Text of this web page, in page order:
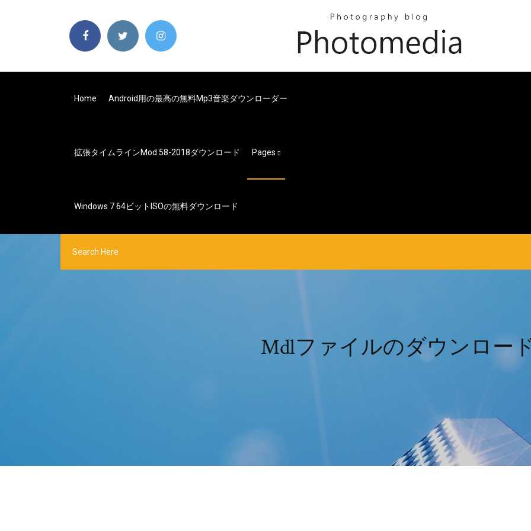
Home Android用の最高の無料mp3音楽ダウンローダー
拡張タイムラインmod 58-2018ダウンロード Pages
Windows 7 64ビットISOの無料ダウンロード
Mdlファイルのダウンロー